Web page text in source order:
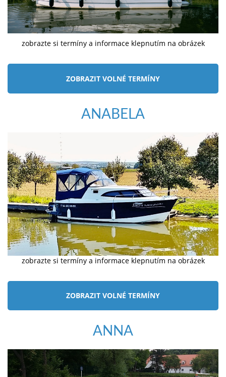
zobrazte si termíny a informace klepnutím na obrázek
ZOBRAZIT VOLNÉ TERMÍNY
ANABELA
zobrazte si termíny a informace klepnutím na obrázek
ZOBRAZIT VOLNÉ TERMÍNY
ANNA